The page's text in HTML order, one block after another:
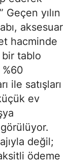
Geçen yılın
aksesuar
hacminde
tablo
ile satışları
ev
değil;
ödeme